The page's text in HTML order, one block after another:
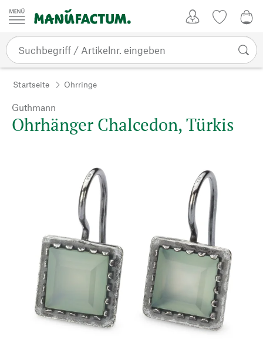
Zum Inhalt springen
Startseite Ohrringe
Guthmann
Ohrhänger Chalcedon, Türkis